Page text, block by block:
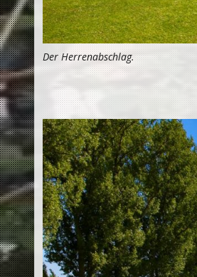
Der Herrenabschlag.